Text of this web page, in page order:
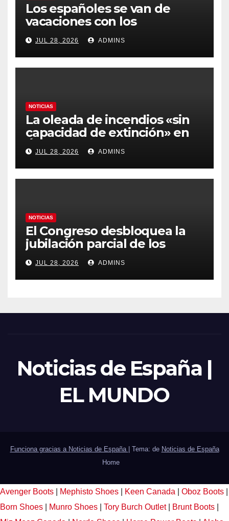
Los españoles se van de
vacaciones con los
carburantes hasta un 21%
más caros que el año pasado
y los hoteles disparados
JUL 28, 2026 ADMINS
NOTICIAS
La oleada de incendios «sin
capacidad de extinción» en
Ávila y al oeste de Madrid
obliga a declarar la
emergencia nacional
JUL 28, 2026 ADMINS
NOTICIAS
El Congreso desbloquea la
jubilación parcial de los
trabajadores laborales del
sector público
JUL 28, 2026 ADMINS
Noticias de España |
EL MUNDO
Funciona gracias a Noticias de España Tema: de Noticias de España
Home
Avenger Boots Mephisto Shoes Keen Canada Oboz Boots
Born Shoes
Munro Shoes Tory Burch Outlet Brunt Boots